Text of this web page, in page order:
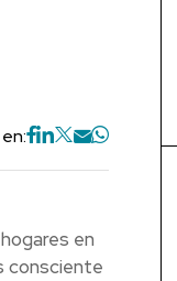
en
consciente